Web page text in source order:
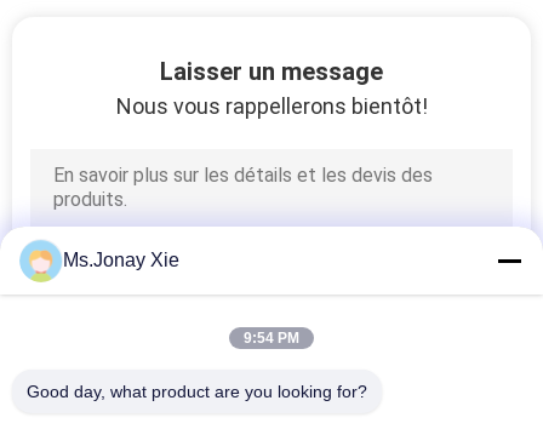
Box en fibre optique
Terminal
Laisser un message
Nous vous rappellerons bientôt!
Ms.Jonay Xie
9:54 PM
Good day, what product are you looking for?